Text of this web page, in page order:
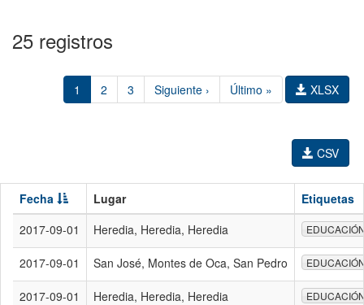
25 registros
1 2 3 Siguiente › Último » XLSX
CSV
Fecha Lugar
Etiquetas
2017-09-01
Heredia, Heredia, Heredia
2017-09-01 San José, Montes de Oca, San Pedro
2017-09-01 Heredia, Heredia, Heredia